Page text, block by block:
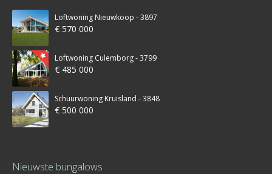
Loftwoning Nieuwkoop - 3897
€ 570 000
Loftwoning Culemborg - 3799
€ 485 000
Schuurwoning Kruisland - 3848
€ 500 000
Nieuwste bungalows